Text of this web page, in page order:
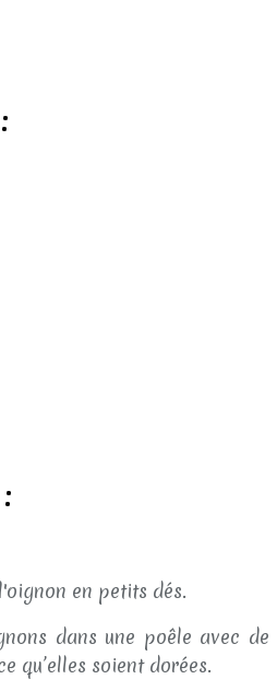
en petits dés.
dans une poêle avec de
qu’elles soient dorées.